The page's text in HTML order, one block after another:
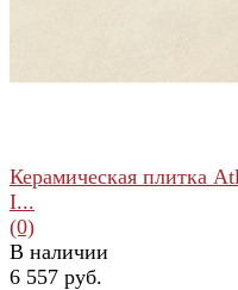
Керамическая плитка
I...
(0)
В наличии
6 557 руб.